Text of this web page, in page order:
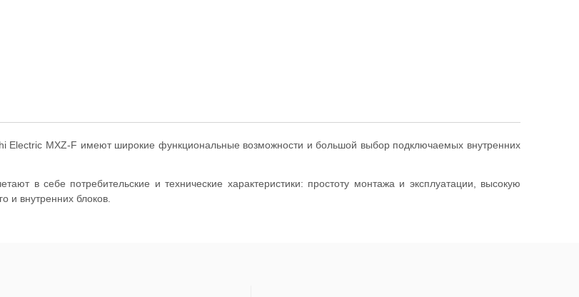
Electric MXZ-F имеют широкие функциональные возможности и большой выбор подключаемых внутренних
в себе потребительские и технические характеристики: простоту монтажа и эксплуатации, высокую
и внутренних блоков.